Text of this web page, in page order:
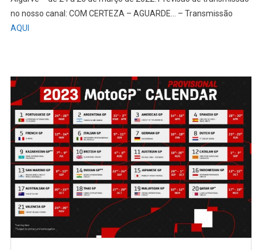
no nosso canal: COM CERTEZA – AGUARDE… – Transmissão
AQUI